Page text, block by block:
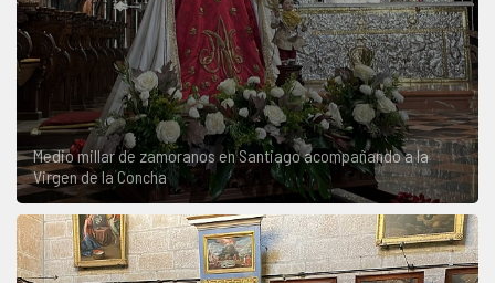
Medio millar de zamoranos en Santiago acompañando a la
Virgen de la Concha